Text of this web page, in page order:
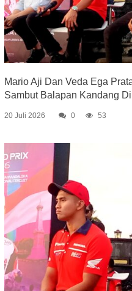
Mario Aji Dan Veda Ega
Sambut Balapan Kandang
20 Juli 2026 0 53